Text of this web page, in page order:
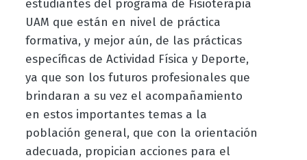
estudiantes del programa de Fisioterapia
UAM que están en nivel de práctica
formativa, y mejor aún, de las prácticas
específicas de Actividad Física y Deporte,
ya que son los futuros profesionales que
brindaran a su vez el acompañamiento
en estos importantes temas a la
población general, que con la orientación
adecuada, propician acciones para el